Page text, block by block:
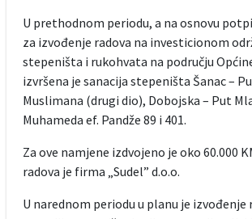
U prethodnom periodu, a na osnovu
za izvođenje radova na investicionom
stepeništa i rukohvata na području
izvršena je sanacija stepeništa Šanac –
Muslimana (drugi dio), Dobojska – Put
Muhameda ef. Pandže 89 i 401.
Za ove namjene izdvojeno je oko 60.000
radova je firma „Sudel” d.o.o.
U narednom periodu u planu je izvođenje